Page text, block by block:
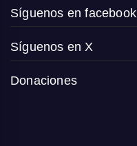
Síguenos en facebook
Síguenos en X
Donaciones